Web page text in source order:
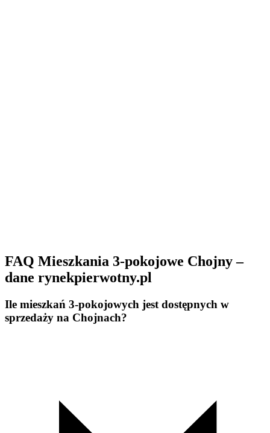
FAQ Mieszkania 3-pokojowe Chojny –
dane rynekpierwotny.pl
Ile mieszkań 3-pokojowych jest dostępnych w
sprzedaży na Chojnach?